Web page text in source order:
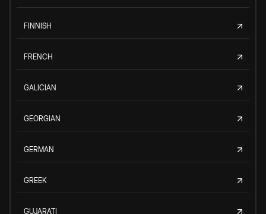
FINNISH
FRENCH
GALICIAN
GEORGIAN
GERMAN
GREEK
GUJARATI